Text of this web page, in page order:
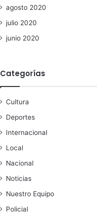
agosto 2020
julio 2020
junio 2020
Categorías
Cultura
Deportes
Internacional
Local
Nacional
Noticias
Nuestro Equipo
Policial